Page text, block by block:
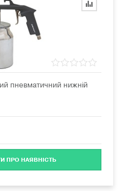
пневматичний нижній
ПРО НАЯВНІСТЬ